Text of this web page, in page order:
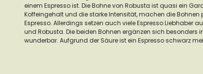
einem Espresso ist. Die Bohne von Robusta ist quasi ein
Koffeingehalt und die starke Intensität, machen die Bohnen
Espresso. Allerdings setzen auch viele Espresso Liebhaber
und Robusta. Die beiden Bohnen ergänzen sich besonders
wunderbar. Aufgrund der Säure ist ein Espresso schwarz